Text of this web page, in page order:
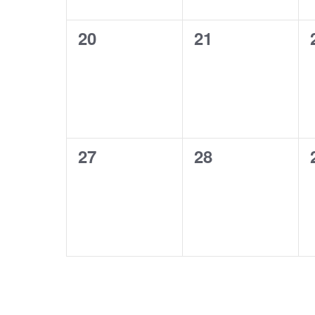
0
20
0
21
0
27
0
28